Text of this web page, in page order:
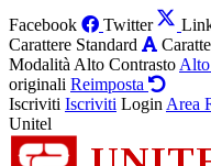
Facebook Twitter
Carattere Standard
Modalità Alto Contrasto
originali Reimposta
Iscriviti Iscriviti Login Area
Unitel